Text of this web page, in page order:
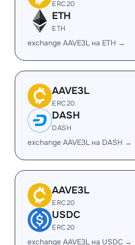
ERC20
ETH
ETH
exchange AAVE3L на ETH →
AAVE3L
ERC20
DASH
DASH
exchange AAVE3L на DASH →
AAVE3L
ERC20
USDC
ERC20
exchange AAVE3L на USDC →